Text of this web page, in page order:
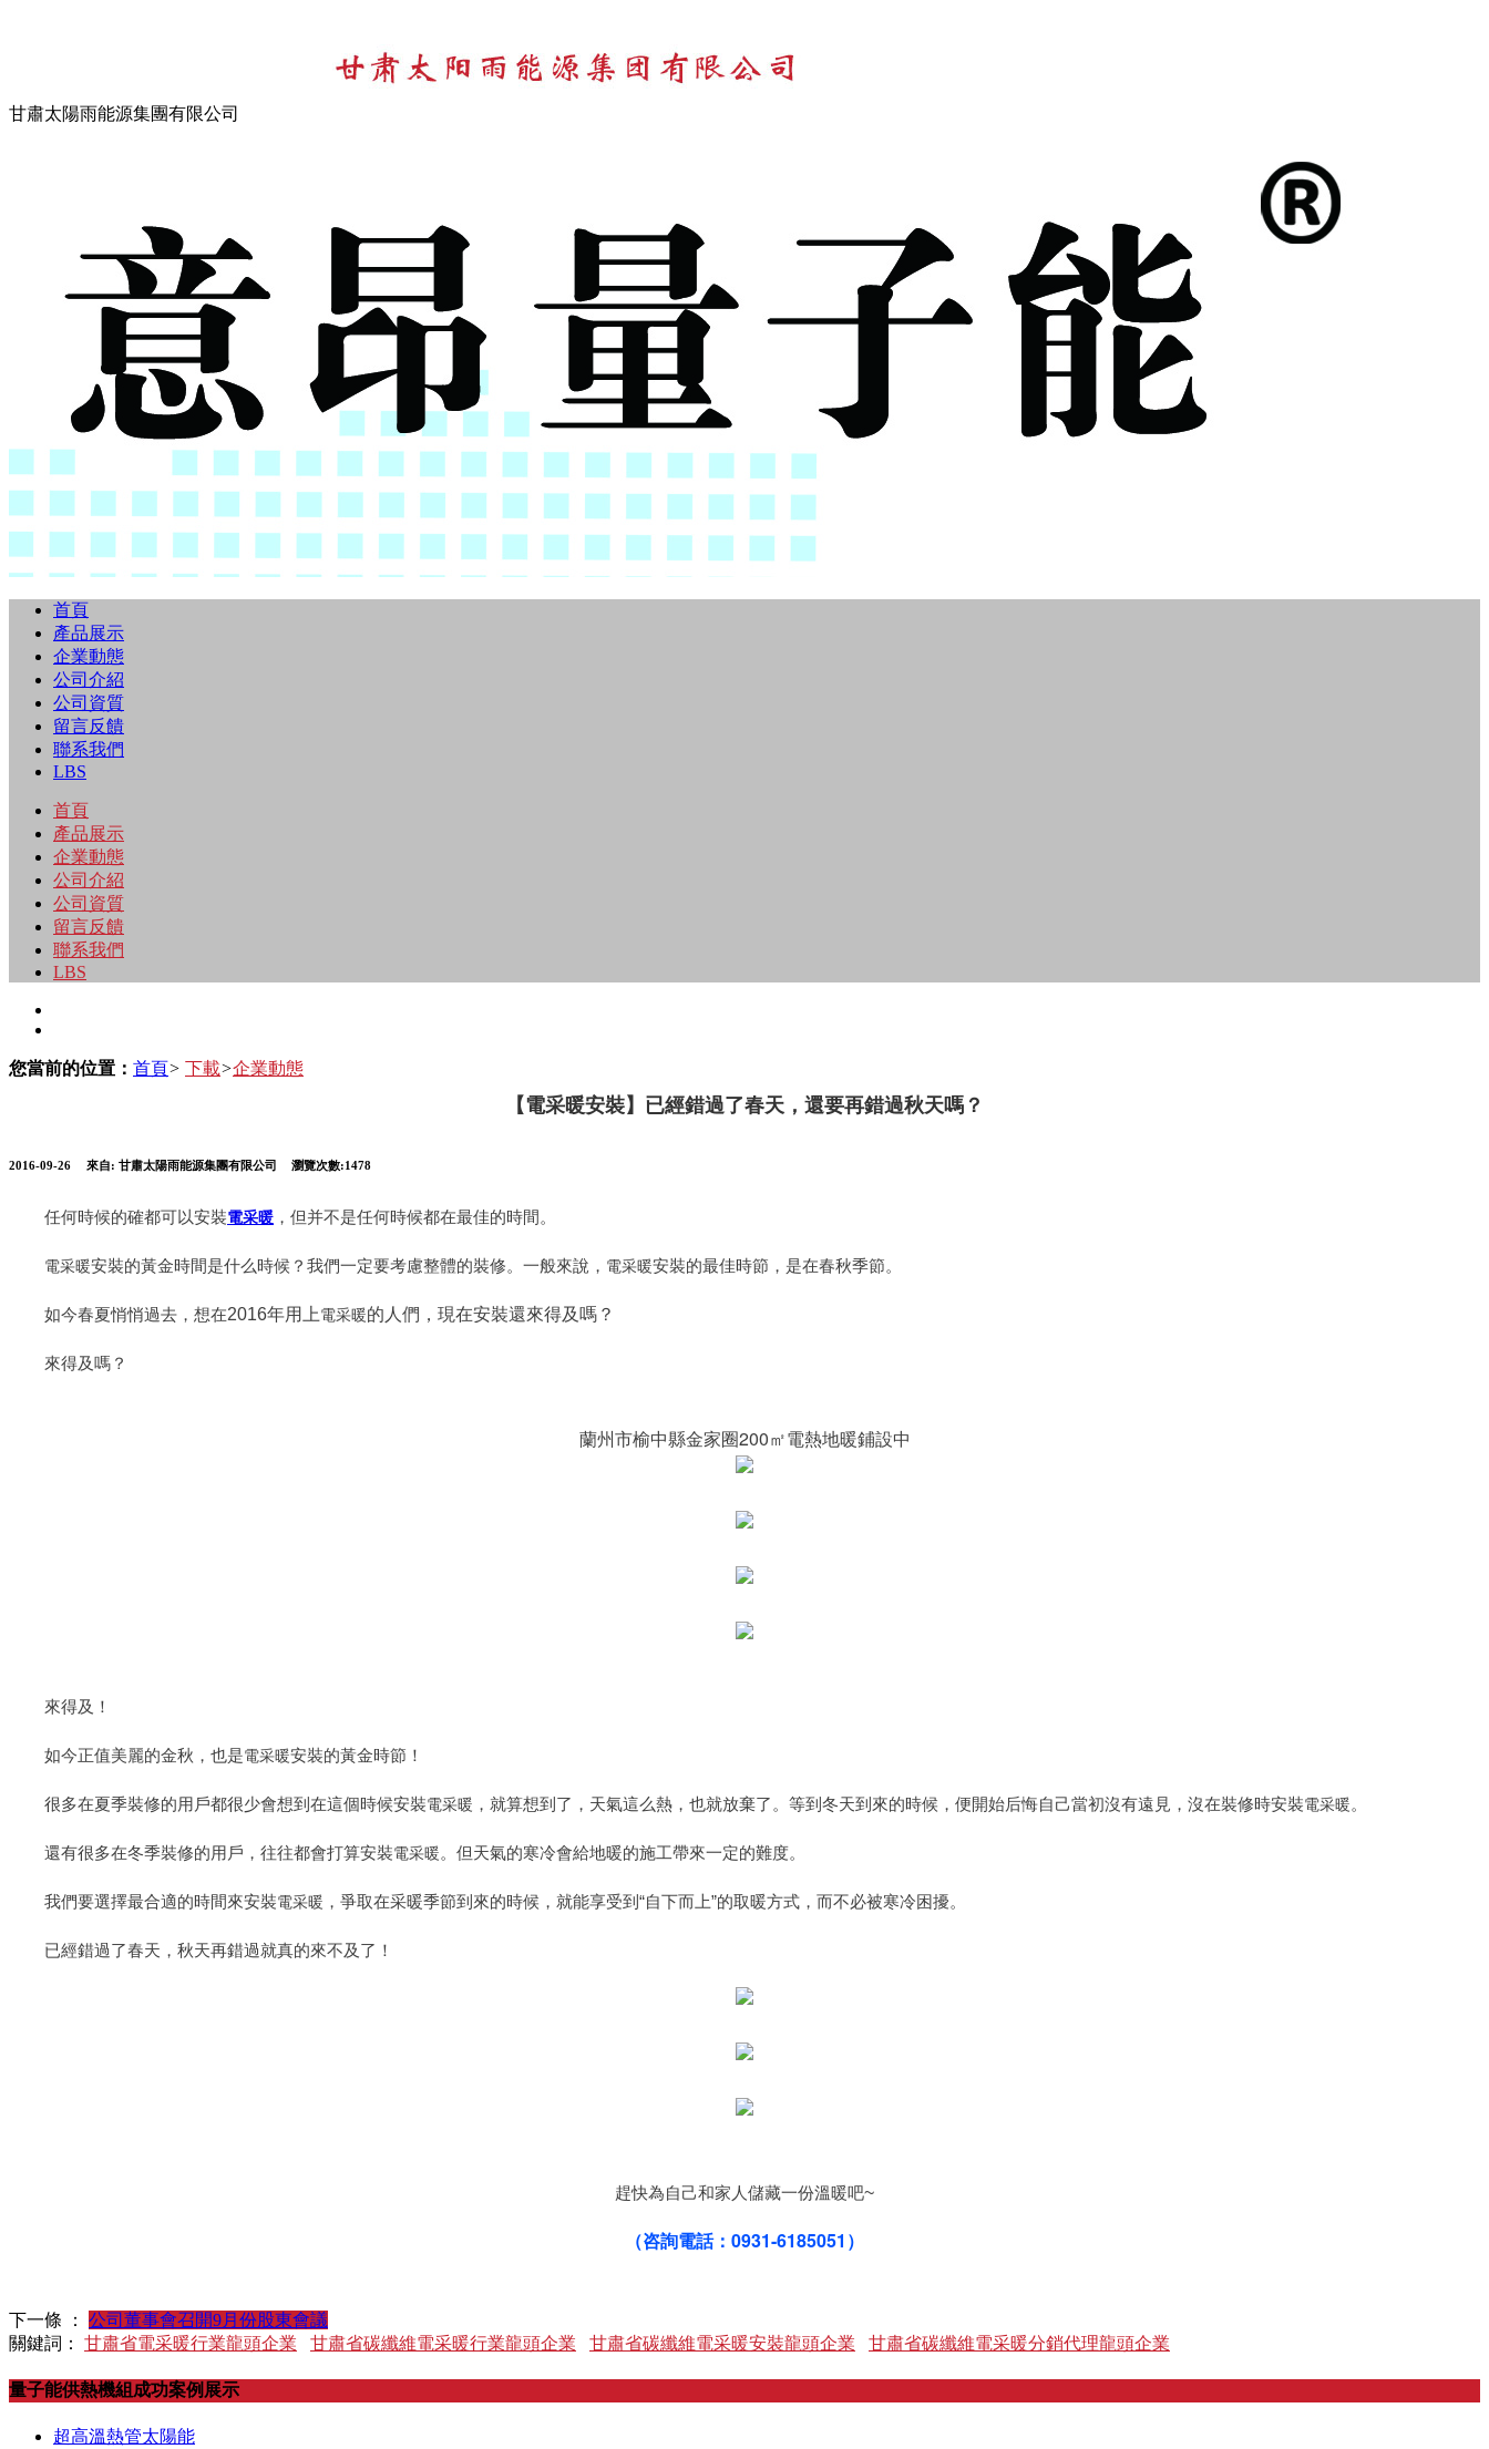
甘肅太陽雨能源集團有限公司
首頁
產品展示
企業動態
公司介紹
公司資質
留言反饋
聯系我們
LBS
首頁
產品展示
企業動態
公司介紹
公司資質
留言反饋
聯系我們
LBS
您當前的位置： 首頁> 下載>企業動態
【電采暖安裝】已經錯過了春天，還要再錯過秋天嗎？
2016-09-26 來自: 甘肅太陽雨能源集團有限公司 瀏覽次數:1478
任何時候的確都可以安裝電采暖 ，但并不是任何時候都在最佳的時間。
電采暖安裝的黃金時間是什么時候？我們一定要考慮整體的裝修。一般來說， 電采暖安裝的最佳時節，是在春秋季節。
如今春夏悄悄過去，想在2016年用上電采暖的人們，現在安裝還來得及嗎？
來得及嗎？
蘭州市榆中縣金家圈200㎡電熱地暖鋪設中
來得及！
如今正值美麗的金秋，也是電采暖安裝的黃金時節！
很多在夏季裝修的用戶都很少會想到在這個時候安裝電采暖 ，就算想到了，天氣這么熱，也就放棄了。等到冬天到來的時候，便開始后悔自己當初沒有遠見，沒在裝修時安裝電采暖。
還有很多在冬季裝修的用戶，往往都會打算安裝電采暖。但天氣的寒冷會給地暖的施工帶來一定的難度。
我們要選擇最合適的時間來安裝電采暖 ，爭取在采暖季節到來的時候，就能享受到“自下而上”的取暖方式，而不必被寒冷困擾。
已經錯過了春天，秋天再錯過就真的來不及了！
趕快為自己和家人儲藏一份溫暖吧~
（咨詢電話：0931-6185051）
下一條 ：
公司董事會召開9月份股東會議
關鍵詞： 甘肅省電采暖行業龍頭企業 甘肅省碳纖維電采暖行業龍頭企業 甘肅省碳纖維電采暖安裝龍頭企業 甘肅省碳纖維電采暖分銷代理龍頭企業
量子能供熱機組成功案例展示
超高溫熱管太陽能